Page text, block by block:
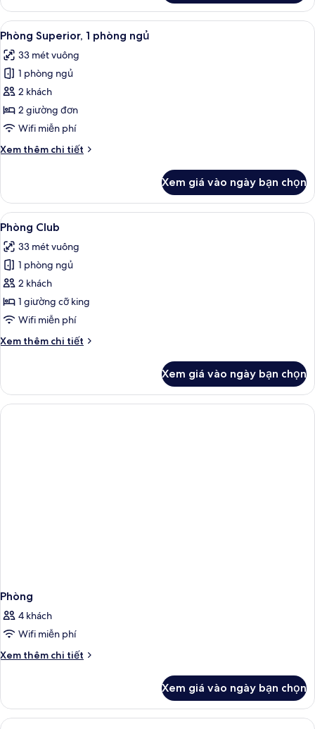
hút
thuốc
Phòng
Deluxe,
1
giường
cỡ
king,
hút
thuốc
Xem
tất
cả
ảnh
Phòng
Superior,
1
ngủ
Bộ đồ giường cao cấp, minibar, két
4
Phòng Superior, 1 phòng ngủ
33 mét vuông
1 phòng ngủ
2 khách
2 giường đơn
Wifi miễn phí
Xem thêm chi tiết
Chi
Phòng
Superior,
1
phòng
ngủ
Xem giá vào ngày bạn chọn
Xem
tất
cả
ảnh
Phòng
Club
Phòng Club | Bộ đồ giường cao
4
Phòng Club
33 mét vuông
1 phòng ngủ
2 khách
1 giường cỡ king
Wifi miễn phí
Xem thêm chi tiết
Chi
Phòng
Club
Xem giá vào ngày bạn chọn
Phòng
4 khách
Wifi miễn phí
Xem thêm chi tiết
Chi
Phòng
Xem giá vào ngày bạn chọn